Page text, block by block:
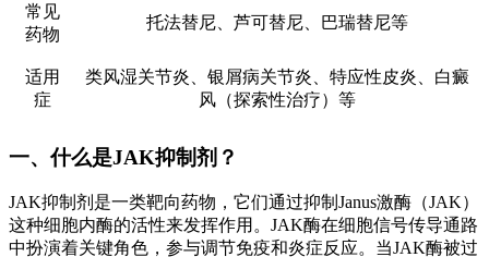
常见
药物
托法替尼、芦可替尼、巴瑞替尼等
适用
症
类风湿关节炎、银屑病关节炎、特应性皮炎、白癜
风（探索性治疗）等
一、什么是JAK抑制剂？
JAK抑制剂是一类靶向药物，它们通过抑制Janus激酶（JAK）
这种细胞内酶的活性来发挥作用。JAK酶在细胞信号传导通路
中扮演着关键角色，参与调节免疫和炎症反应。当JAK酶被过